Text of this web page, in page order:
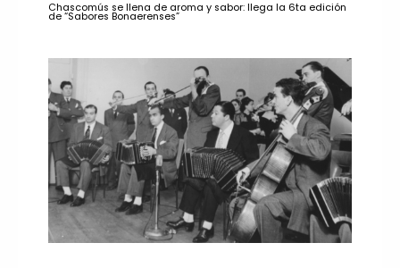
Chascomús se llena de aroma y sabor: llega la 6ta edición
de “Sabores Bonaerenses”